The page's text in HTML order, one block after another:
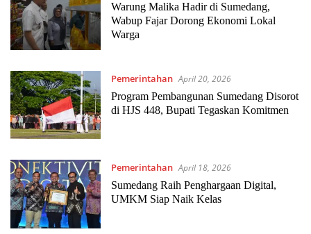
Warung Malika Hadir di Sumedang,
Wabup Fajar Dorong Ekonomi Lokal
Warga
Pemerintahan April 20, 2026
Program Pembangunan Sumedang Disorot
di HJS 448, Bupati Tegaskan Komitmen
Pemerintahan April 18, 2026
Sumedang Raih Penghargaan Digital,
UMKM Siap Naik Kelas